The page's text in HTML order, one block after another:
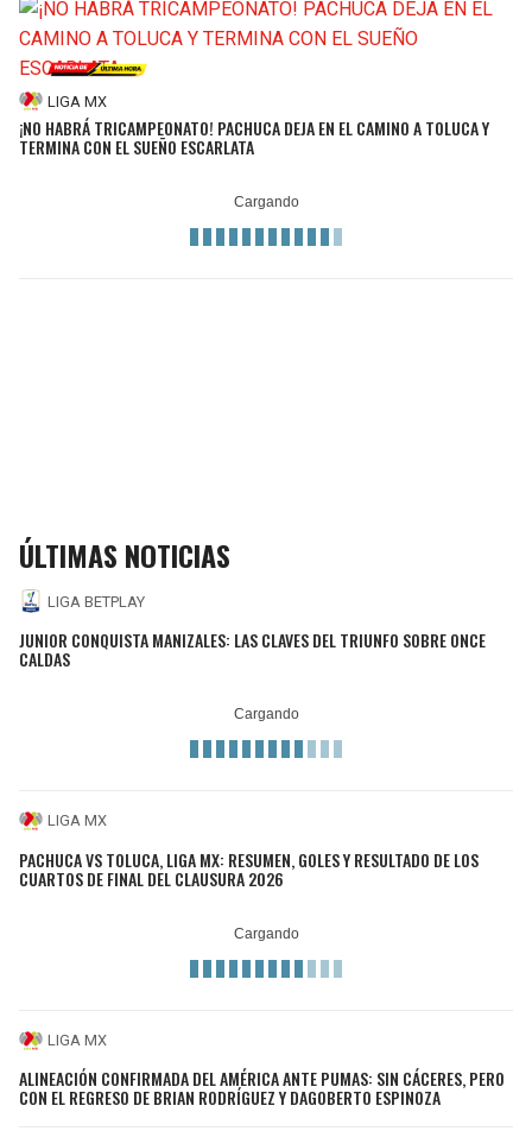
LIGA MX
¡NO HABRÁ TRICAMPEONATO! PACHUCA DEJA EN EL CAMINO A TOLUCA Y
TERMINA CON EL SUEÑO ESCARLATA
ÚLTIMAS NOTICIAS
LIGA BETPLAY
JUNIOR CONQUISTA MANIZALES: LAS CLAVES DEL TRIUNFO SOBRE ONCE
CALDAS
LIGA MX
PACHUCA VS TOLUCA, LIGA MX: RESUMEN, GOLES Y RESULTADO DE LOS
CUARTOS DE FINAL DEL CLAUSURA 2026
LIGA MX
ALINEACIÓN CONFIRMADA DEL AMÉRICA ANTE PUMAS: SIN CÁCERES, PERO
CON EL REGRESO DE BRIAN RODRÍGUEZ Y DAGOBERTO ESPINOZA